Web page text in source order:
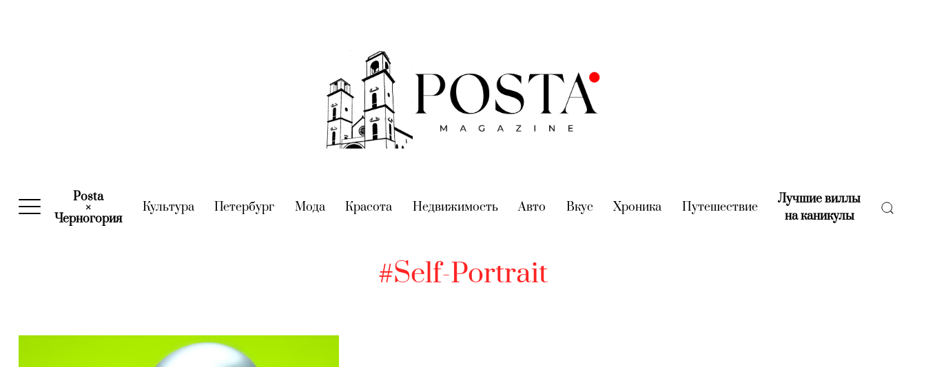
Posta
×
Черногория(current)
Культура(current)
Петербург (current)
Мода(current)
Красота (current)
Недвижимость(current)
Авто (current)
Вкус (current)
Хроника (current)
Путешествие(current)
Лучшие виллы
на каникулы(current)
#Self-Portrait